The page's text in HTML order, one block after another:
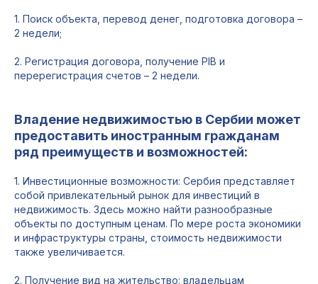
1. Поиск объекта, перевод денег, подготовка договора –
2 недели;
2. Регистрация договора, получение PIB и
перерегистрация счетов – 2 недели.
Владение недвижимостью в Сербии может
предоставить иностранным гражданам
ряд преимуществ и возможностей:
1. Инвестиционные возможности: Сербия представляет
собой привлекательный рынок для инвестиций в
недвижимость. Здесь можно найти разнообразные
объекты по доступным ценам. По мере роста экономики
и инфраструктуры страны, стоимость недвижимости
также увеличивается.
2. Получение вид на жительство: владельцам